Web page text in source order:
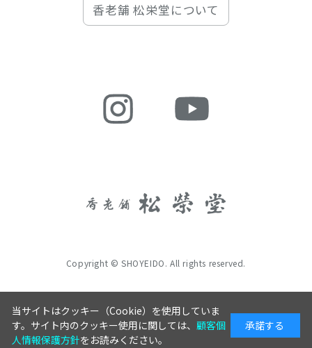
香老舗 松栄堂について
Copyright © SHOYEIDO. All rights reserved.
当サイトはクッキー（Cookie）を使用していま
す。サイト内のクッキー使用に関しては、 顧客個
人情報保護方針をお読みください。
承諾する